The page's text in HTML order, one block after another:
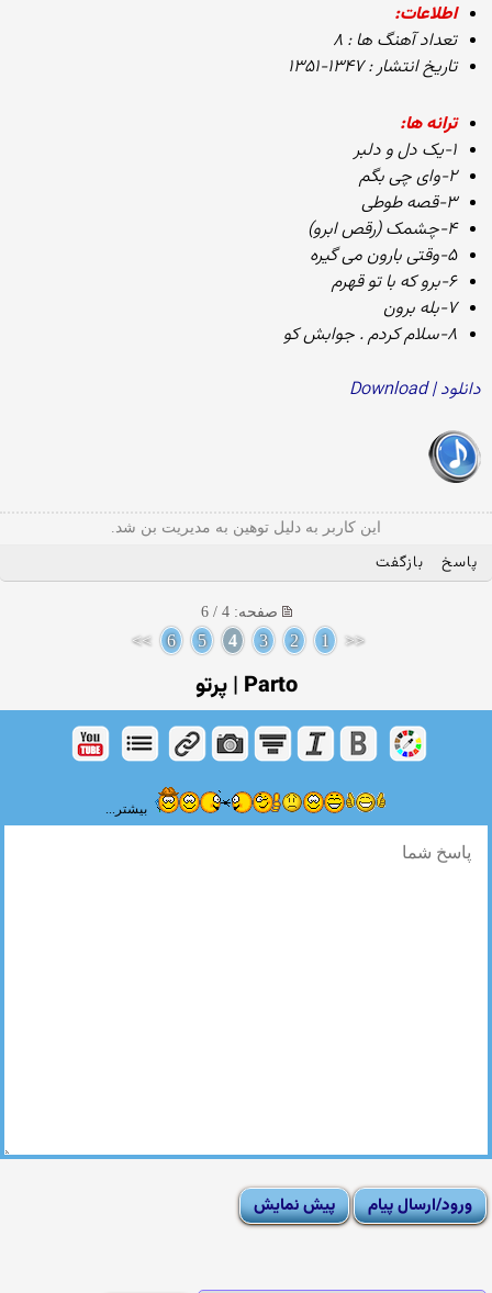
اطلاعات:
تعداد آهنگ ها : ۸
تاریخ انتشار : ۱۳۴۷-۱۳۵۱
ترانه ها:
۱-یک دل و دلبر
۲-وای چی بگم
۳-قصه طوطی
۴-چشمک (رقص ابرو)
۵-وقتی بارون می گیره
۶-برو که با تو قهرم
۷-بله برون
۸-سلام کردم . جوابش کو
دانلود | Download
این کاربر به دلیل توهین به مدیریت بن شد.
پاسخ بازگفت
صفحه: 4 / 6
<<
1
2
3
4
5
6
>>
Parto | پرتو
بیشتر...